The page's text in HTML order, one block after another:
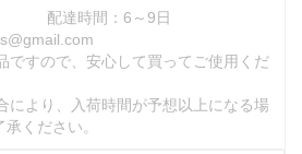
配達時間：6～9日
ですので、安心して買ってご使用くだ
により、入荷時間が予想以上になる場
ください。